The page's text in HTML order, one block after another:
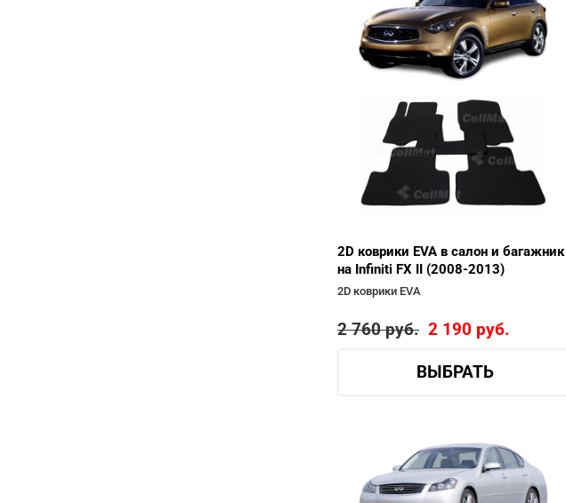
2D коврики EVA в салон и багажник
на Infiniti FX II (2008-2013)
2D коврики EVA
2 760руб. 2 190 руб.
ВЫБРАТЬ